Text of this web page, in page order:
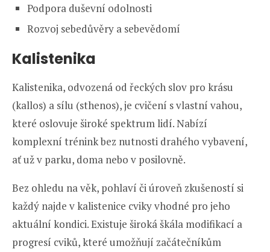
Podpora duševní odolnosti
Rozvoj sebedůvěry a sebevědomí
Kalistenika
Kalistenika, odvozená od řeckých slov pro krásu
(kallos) a sílu (sthenos), je cvičení s vlastní vahou,
které oslovuje široké spektrum lidí. Nabízí
komplexní trénink bez nutnosti drahého vybavení,
ať už v parku, doma nebo v posilovně.
Bez ohledu na věk, pohlaví či úroveň zkušeností si
každý najde v kalistenice cviky vhodné pro jeho
aktuální kondici. Existuje široká škála modifikací a
progresí cviků, které umožňují začátečníkům